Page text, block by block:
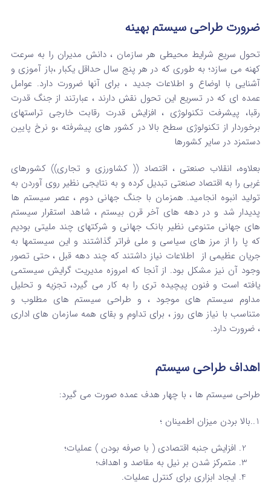
ضرورت طراحی سیستم بهینه
تحول سریع شرایط محیطی هر سازمان ، دانش مدیران را به سرعت
کهنه می سازد؛ به طوری که در هر پنج سال حداقل یکبار ،باز آموزی و
آشنایی با اوضاع و اطلاعات جدید ، برای آنها ضرورت دارد. عوامل
عمده ای که در تسریع این تحول نقش دارند ، عبارتند از جنگ قدرت
رقبا، پیشرفت تکنولوژی ، افزایش قدرت رقابت خارجی تراستهای
برخوردار از تکنولوژی سطح بالا در کشور های پیشرفته ،و نرخ پایین
دستمزد در سایر کشورها
بعلاوه، انقلاب صنعتی ، اقتصاد (( کشاورزی و تجاری)) کشورهای
غربی را به اقتصاد صنعتی تبدیل کرده و به نتایجی نظیر روی آوردن به
تولید انبوه انجامید. همزمان با جنگ جهانی دوم ، عصر سیستم ها
پدیدار شد و در دهه های آخر قرن بیستم ، شاهد استقرار سیستم
های جهانی متنوعی نظیر بانک جهانی و شرکتهای چند ملیتی بودیم
که پا را از مرز های سیاسی و ملی فراتر گذاشتند و این سیستمها به
جریان عظیمی از اطلاعات نیاز داشتند که چند دهه قبل ، حتی تصور
وجود آن نیز مشکل بود. از آنجا که امروزه مدیریت گرایش سیستمی
یافته است و فنون پیچیده تری را به کار می گیرد، تجزیه و تحلیل
مداوم سیستم های موجود ، و طراحی سیستم های مطلوب و
متناسب با نیاز های روز ، برای تداوم و بقای همه سازمان های اداری
، ضرورت دارد.
اهداف طراحی سیستم
طراحی سیستم ها ، با چهار هدف عمده صورت می گیرد:
1..بالا بردن میزان اطمینان ؛
افزایش جنبه اقتصادی ( با صرفه بودن ) عملیات؛
متمرکز شدن بر نیل به مقاصد و اهداف؛
ایجاد ابزاری برای کنترل عملیات.